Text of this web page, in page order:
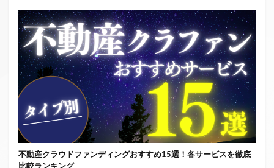
不動産クラウドファンディングおすすめ15選！各サービスを徹底
比較ランキング